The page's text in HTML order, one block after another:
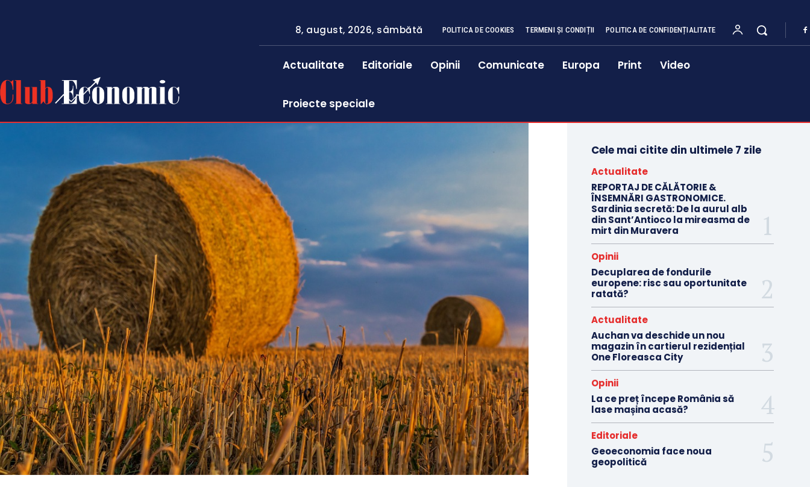
8, august, 2026, sâmbătă POLITICA DE COOKIES TERMENI ȘI CONDIȚII POLITICA DE CONFIDENȚIALITATE
Actualitate Editoriale Opinii Comunicate Europa Print Video
Proiecte speciale
Cele mai citite din ultimele 7 zile
Actualitate
REPORTAJ DE CĂLĂTORIE &
ÎNSEMNĂRI GASTRONOMICE.
Sardinia secretă: De la aurul alb
din Sant’Antioco la mireasma de
mirt din Muravera
Opinii
Decuplarea de fondurile
europene: risc sau oportunitate
ratată?
Actualitate
Auchan va deschide un nou
magazin în cartierul rezidențial
One Floreasca City
Opinii
La ce preț începe România să
lase mașina acasă?
Editoriale
Geoeconomia face noua
geopolitică